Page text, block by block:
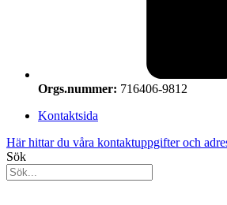
Orgs.nummer: 716406-9812
Kontaktsida
Här hittar du våra kontaktuppgifter och
Sök